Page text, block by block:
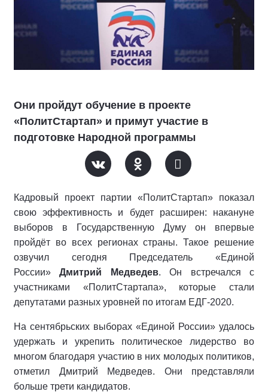
Они пройдут обучение в проекте
«ПолитСтартап» и примут участие в
подготовке Народной программы
Кадровый проект партии «ПолитСтартап» показал
свою эффективность и будет расширен: накануне
выборов в Государственную Думу он впервые
пройдёт во всех регионах страны. Такое решение
озвучил сегодня Председатель «Единой
России»Дмитрий Медведев. Он встречался с
участниками «ПолитСтартапа», которые стали
депутатами разных уровней по итогам ЕДГ-2020.
На сентябрьских выборах «Единой России» удалось
удержать и укрепить политическое лидерство во
многом благодаря участию в них молодых политиков,
отметил Дмитрий Медведев. Они представляли
больше трети кандидатов.